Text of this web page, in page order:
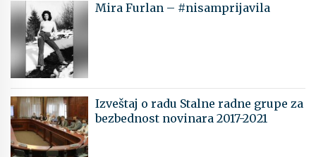
Mira Furlan – #nisamprijavila
Izveštaj o radu Stalne radne grupe za
bezbednost novinara 2017-2021